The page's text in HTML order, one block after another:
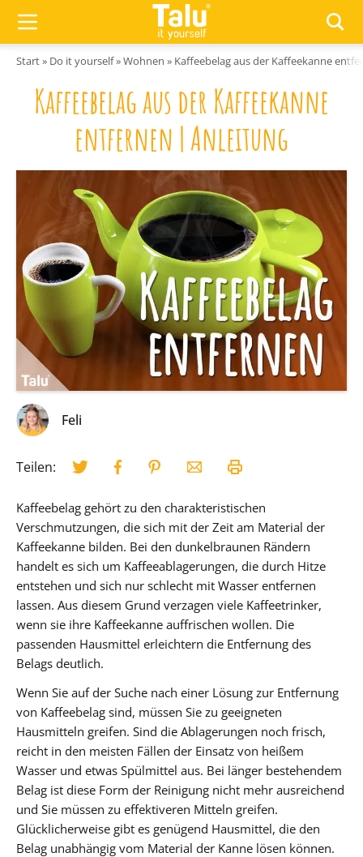
Start» Do it yourself»Wohnen » Kaffeebelag aus der Kaffeekanne
Kaffeebelag aus der Kaffeekanne
entfernen | Anleitung
Feli
Teilen:
Kaffeebelag gehört zu den charakteristischen
Verschmutzungen, die sich mit der Zeit am Material der
Kaffeekanne bilden. Bei den dunkelbraunen Rändern
handelt es sich um Kaffeeablagerungen, die durch Hitze
entstehen und sich nur schlecht mit Wasser entfernen
lassen. Aus diesem Grund verzagen viele Kaffeetrinker,
wenn sie ihre Kaffeekanne auffrischen wollen. Die
passenden Hausmittel erleichtern die Entfernung des
Belags deutlich.
Wenn Sie auf der Suche nach einer Lösung zur Entfernung
von Kaffeebelag sind, müssen Sie zu geeigneten
Hausmitteln greifen. Sind die Ablagerungen noch frisch,
reicht in den meisten Fällen der Einsatz von heißem
Wasser und etwas Spülmittel aus. Bei länger bestehendem
Belag ist diese Form der Reinigung nicht mehr ausreichend
und Sie müssen zu effektiveren Mitteln greifen.
Glücklicherweise gibt es genügend Hausmittel, die den
Belag unabhängig vom Material der Kanne lösen können.